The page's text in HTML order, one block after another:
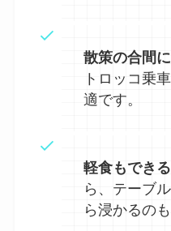
散策の合間に
トロッコ乗
適です。
軽食もでき
ら、テーブ
ら浸かるのも